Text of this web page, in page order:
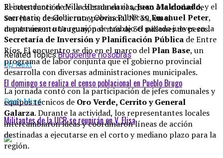
Reconstrucción de la calzada en el acceso a la ciudad de
San Justo, desde la ruta provincial Nº 39, en el
departamento Uruguay, por más de 30 millones de pesos.
Related Topics:Brugoentre riosobras
Up Next
El domingo se realiza el censo poblacional en Pueblo Brugo
Don't Miss
Militantes de la UCR se reunirán en V. Elisa
El intendente de Villa Hernandarias,Juan Maldonado, y el
secretario de Gobierno y Obras Públicas,Emanuel Peter,
mantuvieron una reunión de trabajo el pasado jueves en la
Secretaría de Inversión y Planificación Pública de Entre
Ríos.El encuentro se dio en el marco delPlan Base, un
programa de labor conjunta que el gobierno provincial
desarrolla con diversas administraciones municipales.
La jornada contó con la participación de jefes comunales y
equipos técnicos de Oro Verde, Cerrito y General
Galarza.Durante la actividad, los representantes locales
intercambiaron ideas y coordinaron líneas de acción
destinadas a ejecutarse en el corto y mediano plazo para la
región.